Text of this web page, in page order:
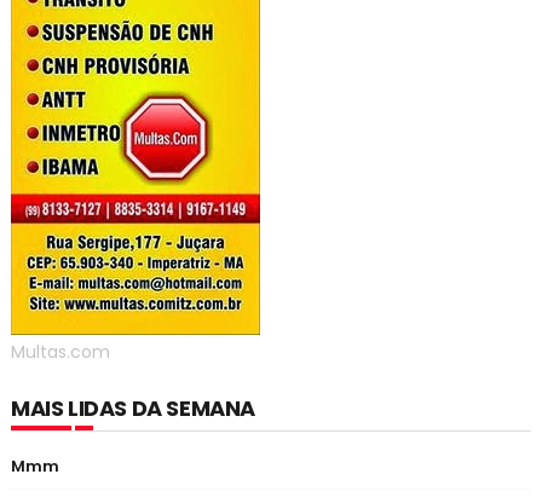
Multas.com
MAIS LIDAS DA SEMANA
Mmm